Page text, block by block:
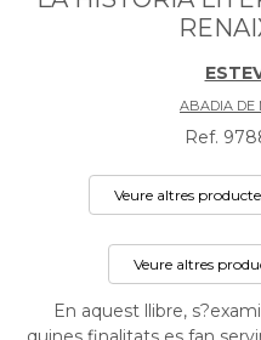
ABADIA DE
Ref.
Veure altres
Veure altres
En aquest llibre,